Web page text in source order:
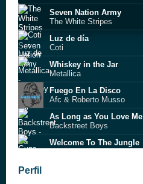
Seven Nation Army
The White Stripes
Luz de día
Coti
Whiskey in the Jar
Metallica
Fuego En La Disco
Afc & Roberto Musso
As Long as You Love Me
Backstreet Boys
Welcome To The Jungle
Perfil